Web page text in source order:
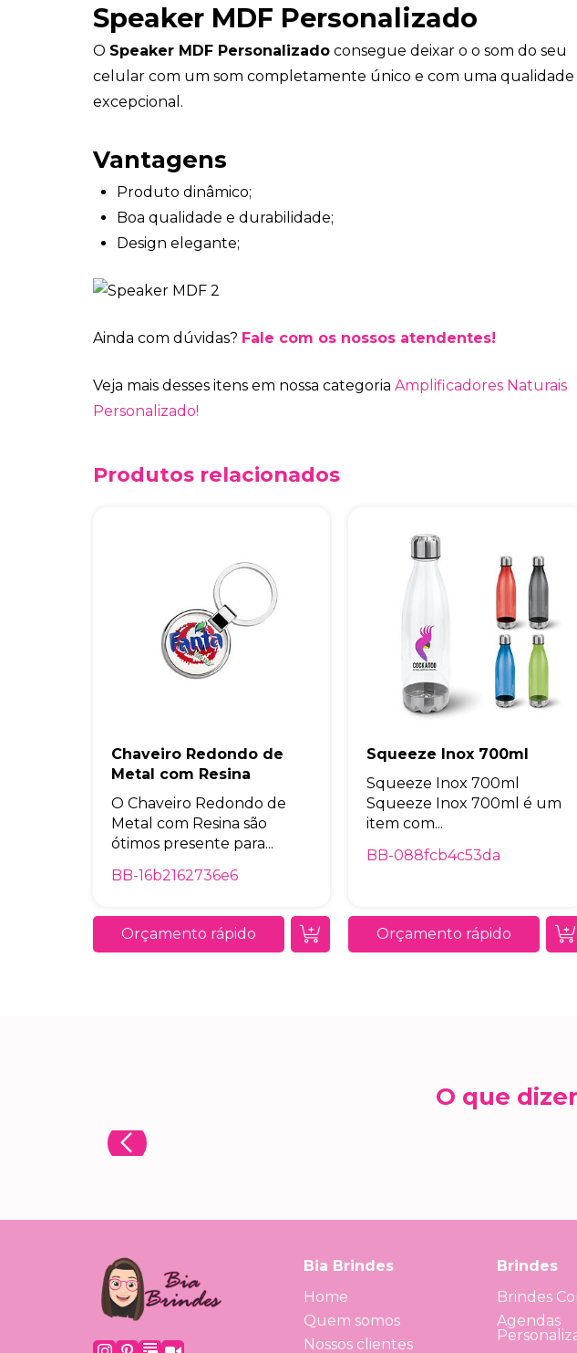
Speaker MDF Personalizado
O Speaker MDF Personalizado consegue deixar o o som do seu
celular com um som completamente único e com uma qualidade
excepcional.
Vantagens
Produto dinâmico;
Boa qualidade e durabilidade;
Design elegante;
Ainda com dúvidas? Fale com os nossos atendentes!
Veja mais desses itens em nossa categoria Amplificadores Naturais
Personalizado!
Produtos relacionados
Chaveiro Redondo de
Metal com Resina
O Chaveiro Redondo de
Metal com Resina são
ótimos presente para...
BB-16b2162736e6
Orçamento rápido
Squeeze Inox 700ml
Squeeze Inox 700ml
Squeeze Inox 700ml é um
item com...
BB-088fcb4c53da
Orçamento rápido
O que
Bia Brindes
Home
Quem somos
Nossos clientes
Brindes
Brindes
Agendas
Eu concordo em
A nossa empresa está
privacidade,
marketing. Você pode